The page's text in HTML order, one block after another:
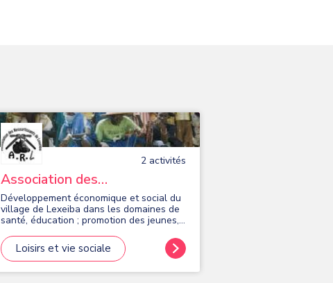
2activités
Association des
Ressortissants de Lexeiba
Développement économique et social du
village de Lexeiba dans les domaines de
santé, éducation ; promotion des jeunes,
Loisirs et vie sociale